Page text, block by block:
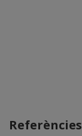
Referències